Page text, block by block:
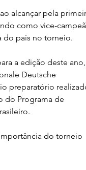
alcançar pela
como vice-
do país no torneio.
a edição deste
Deutsche
preparatório
do Programa de
do torneio